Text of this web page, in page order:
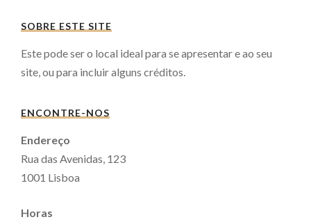
SOBRE ESTE SITE
Este pode ser o local ideal para se apresentar e ao seu
site, ou para incluir alguns créditos.
ENCONTRE-NOS
Endereço
Rua das Avenidas, 123
1001 Lisboa
Horas